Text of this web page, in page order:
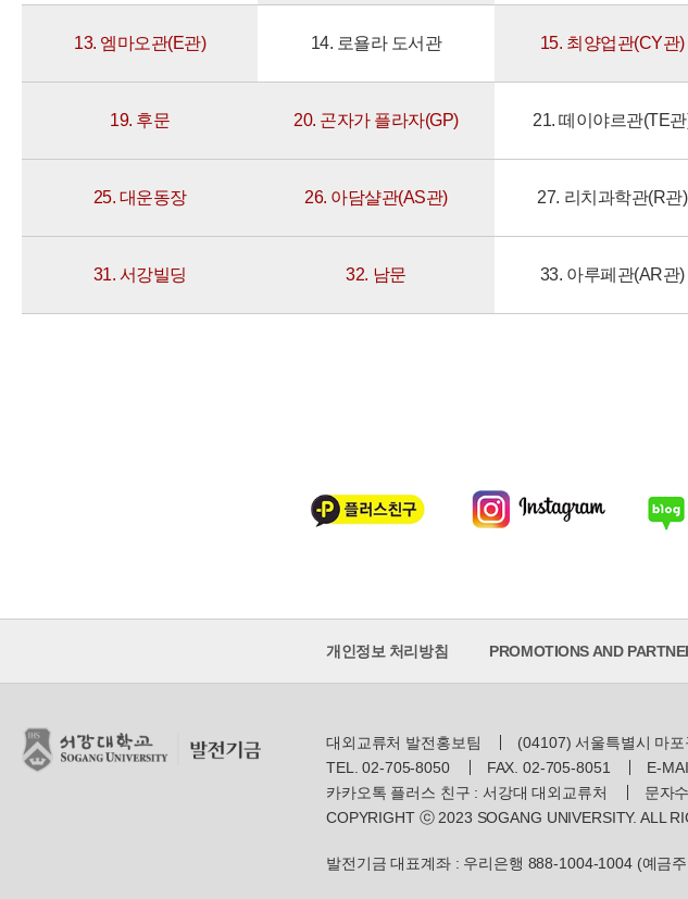
13. 엠마오관(E관) 14. 로욜라 도서관 15. 최양업관(CY관)
19. 후문 20. 곤자가 플라자(GP) 21. 떼이야르관(TE
25. 대운동장 26. 아담샬관(AS관) 27. 리치과학관(R관)
31. 서강빌딩 32. 남문 33. 아루페관(AR관)
개인정보 처리방침 PROMOTIONS AND
대외교류처 발전홍보팀
(04107) 서울특별시 마
TEL. 02-705-8050
FAX. 02-705-8051
E-
카카오톡 플러스 친구 : 서강대 대외교류처
문자
COPYRIGHT ⓒ 2023 SOGANG UNIVERSITY. ALL
발전기금 대표계좌 : 우리은행 888-1004-1004 (예금